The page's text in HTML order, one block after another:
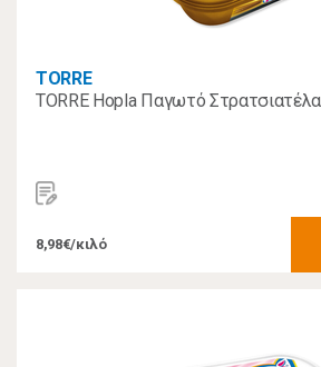
TORRE
TORRE Hopla Παγωτό
8,98€/κιλό